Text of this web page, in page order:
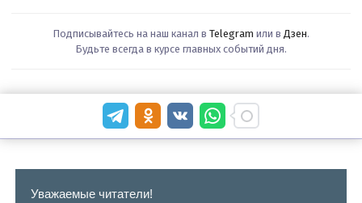
Подписывайтесь на наш канал в Telegram или в Дзен.
Будьте всегда в курсе главных событий дня.
Уважаемые читатели!